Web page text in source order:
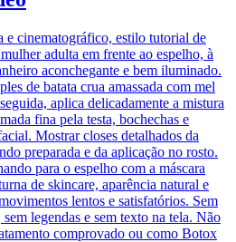
e cinematográfico, estilo tutorial de
adulta em frente ao espelho, à
aconchegante e bem iluminado.
de batata crua amassada com mel
aplica delicadamente a mistura
fina pela testa, bochechas e
Mostrar closes detalhados da
preparada e da aplicação no rosto.
para o espelho com a máscara
de skincare, aparência natural e
lentos e satisfatórios. Sem
legendas e sem texto na tela. Não
comprovado ou como Botox